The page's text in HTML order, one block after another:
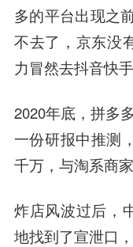
多的平台出现之
不去了，京东没
力冒然去抖音快
2020年底，拼多
一份研报中推测
千万，与淘系商家
炸店风波过后，
地找到了宣泄口